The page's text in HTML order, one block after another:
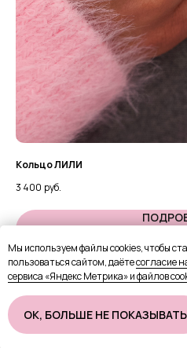
Кольцо ЛИЛИ
3 400 руб.
В
Мы используем файлы cookies, чтобы
пользоваться сайтом, даётесогласие
сервиса «Яндекс Метрика» и файлов
OК, БОЛЬШЕ НЕ ПОКАЗЫВАТЬ